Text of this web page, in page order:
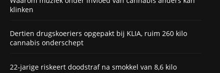
klinken
Dertien drugskoeriers opgepakt bij KLIA, ruim 260 kilo
cannabis onderschept
22-jarige riskeert doodstraf na smokkel van 8,6 kilo